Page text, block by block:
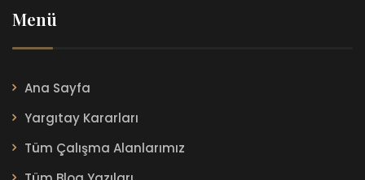
Menü
Ana Sayfa
Yargıtay Kararları
Tüm Çalışma Alanlarımız